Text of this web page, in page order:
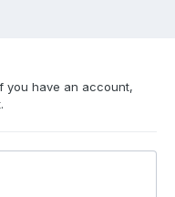
you have an account,